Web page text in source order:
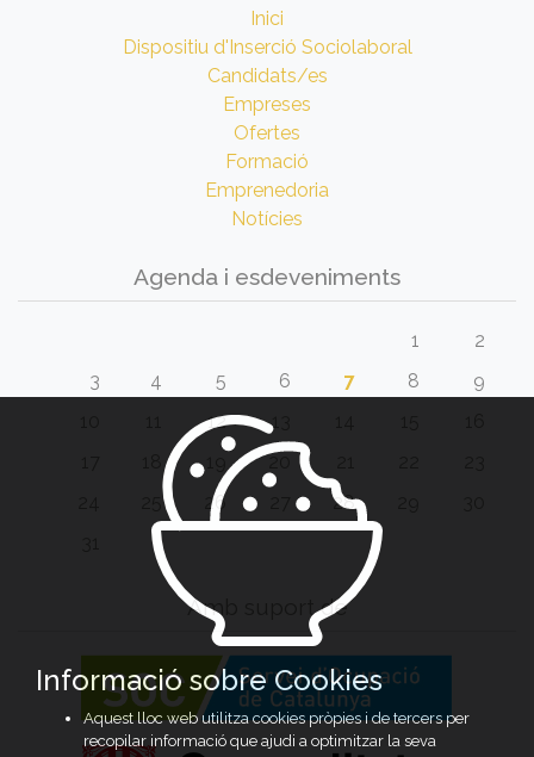
Inici
Dispositiu d'Inserció Sociolaboral
Candidats/es
Empreses
Ofertes
Formació
Emprenedoria
Notícies
Agenda i esdeveniments
1
2
3
4 5 6 7 8
9
12 13
20
26 28
Amb suport de
Informació sobre Cookies
Aquest lloc web utilitza cookies pròpies i de tercers per
recopilar informació que ajudi a optimitzar la seva